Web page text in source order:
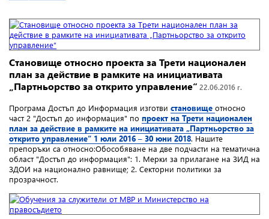
Становище относно проекта за Трети национален
план за действие в рамките на инициативата
„Партньорство за открито управление“ 22.06.2016 г.
Програма Достъп до Информация изготви становище относно
част 2 "Достъп до информация" по проект на Трети национален
план за действие в рамките на инициативата „Партньорство за
открито управление“ 1 юли 2016 – 30 юни 2018. Нашите
препоръки са относно:Обособяване на две подчасти на тематична
област "Достъп до информация": 1. Мерки за прилагане на ЗИД на
ЗДОИ на национално равнище; 2. Секторни политики за
прозрачност.